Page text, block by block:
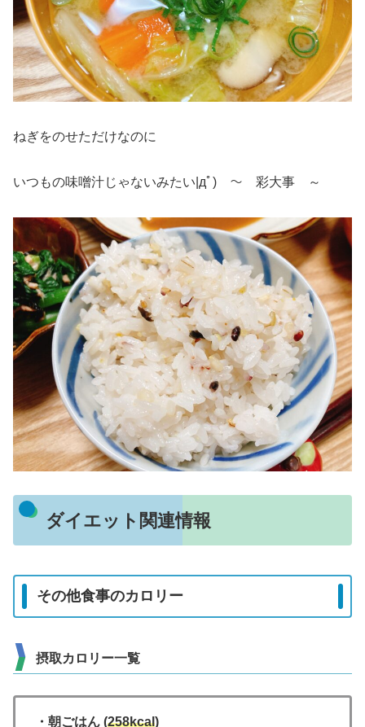
ねぎをのせただけなのに
いつもの味噌汁じゃないみたい|дﾟ) ～ 彩大事 ～
ダイエット関連情報
その他食事のカロリー
摂取カロリー一覧
・朝ごはん (258kcal)